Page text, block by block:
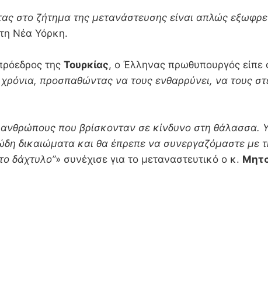
στο ζήτημα της μετανάστευσης είναι απλώς
Νέα Υόρκη.
της Τουρκίας, ο Έλληνας πρωθυπουργός είπε
προσπαθώντας να τους ενθαρρύνει, να τους
ανθρώπους που βρίσκονταν σε κίνδυνο στη
δικαιώματα και θα έπρεπε να συνεργαζόμαστε με
δάχτυλο”» συνέχισε για το μεταναστευτικό ο κ.